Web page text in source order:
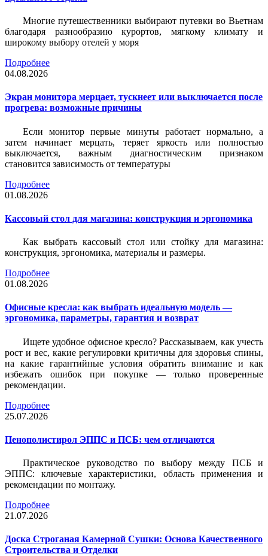
Многие путешественники выбирают путевки во Вьетнам
благодаря разнообразию курортов, мягкому климату и
широкому выбору отелей у моря
Подробнее
04.08.2026
Экран монитора мерцает, тускнеет или выключается после
прогрева: возможные причины
Если монитор первые минуты работает нормально, а
затем начинает мерцать, теряет яркость или полностью
выключается, важным диагностическим признаком
становится зависимость от температуры
Подробнее
01.08.2026
Кассовый стол для магазина: конструкция и эргономика
Как выбрать кассовый стол или стойку для магазина:
конструкция, эргономика, материалы и размеры.
Подробнее
01.08.2026
Офисные кресла: как выбрать идеальную модель —
эргономика, параметры, гарантия и возврат
Ищете удобное офисное кресло? Рассказываем, как учесть
рост и вес, какие регулировки критичны для здоровья спины,
на какие гарантийные условия обратить внимание и как
избежать ошибок при покупке — только проверенные
рекомендации.
Подробнее
25.07.2026
Пенополистирол ЭППС и ПСБ: чем отличаются
Практическое руководство по выбору между ПСБ и
ЭППС: ключевые характеристики, область применения и
рекомендации по монтажу.
Подробнее
21.07.2026
Доска Строганая Камерной Сушки: Основа Качественного
Строительства и Отделки